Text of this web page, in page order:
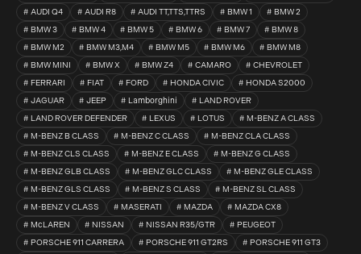
AUDI Q4
AUDI R8 AUDI TT,TTS,TTRS BMW 1
BMW 2
BMW 3
BMW 4 BMW 5 BMW 6 BMW 7
BMW 8
BMW M2
BMW M3,M4 BMW M5 BMW M6
BMW M8
BMW MINI
BMW X BMW Z4 CAMARO
CHEVROLET
FERRARI
FIAT FORD HONDA CIVIC
HONDA S2000
JAGUAR
JEEP Lamborghini
LAND ROVER
LAND ROVER DEFENDER
LEXUS LOTUS
M-BENZ A CLASS
M-BENZ B CLASS
M-BENZ C CLASS
M-BENZ CLA CLASS
M-BENZ CLS CLASS
M-BENZ E CLASS
M-BENZ G CLASS
M-BENZ GLB CLASS
M-BENZ GLC CLASS
M-BENZ GLE CLASS
M-BENZ GLS CLASS
M-BENZ S CLASS
M-BENZ SL CLASS
M-BENZ V CLASS
MASERATI MAZDA
MAZDA CX8
McLAREN
NISSAN NISSAN R35/GTR
PEUGEOT
PORSCHE 911 CARRERA
PORSCHE 911 GT2RS
PORSCHE 911 GT3